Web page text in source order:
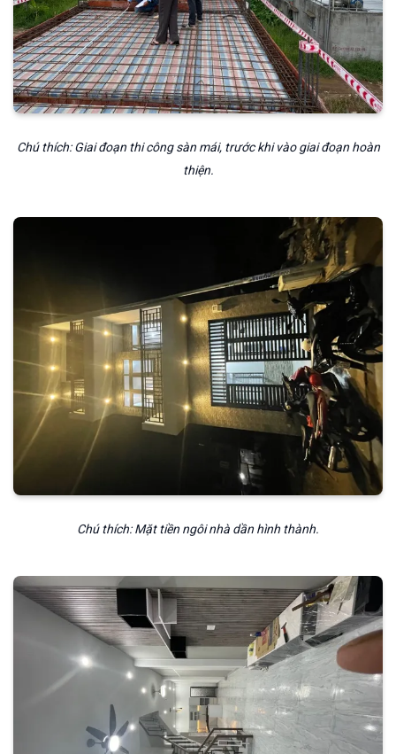
Chú thích: Giai đoạn thi công sàn mái, trước khi vào giai đoạn hoàn
thiện.
Chú thích: Mặt tiền ngôi nhà dần hình thành.